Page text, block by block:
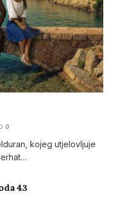
0
kojeg utjelovljuje
43